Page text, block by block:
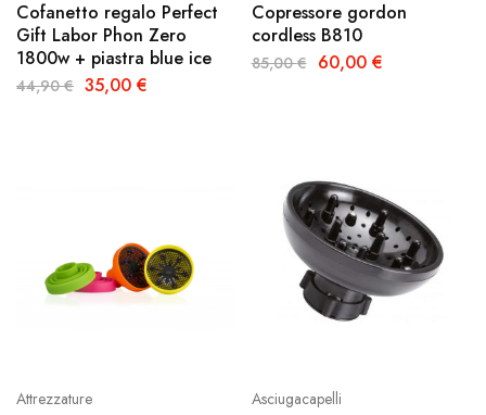
Cofanetto regalo Perfect
Gift Labor Phon Zero
1800w + piastra blue ice
44,90€ 35,00 €
Copressore gordon
cordless B810
85,00€ 60,00 €
Attrezzature Asciugacapelli